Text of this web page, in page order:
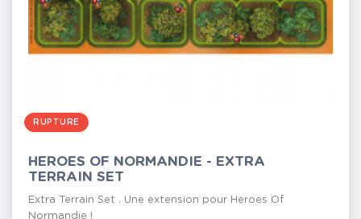
RUPTURE
HEROES OF NORMANDIE - EXTRA
TERRAIN SET
Extra Terrain Set . Une extension pour Heroes Of
Normandie !